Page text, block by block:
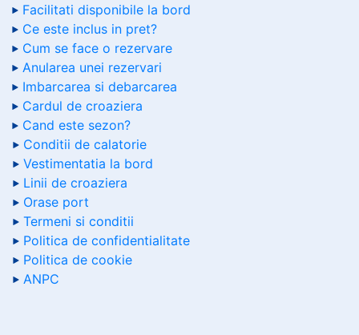
Facilitati disponibile la bord
Ce este inclus in pret?
Cum se face o rezervare
Anularea unei rezervari
Imbarcarea si debarcarea
Cardul de croaziera
Cand este sezon?
Conditii de calatorie
Vestimentatia la bord
Linii de croaziera
Orase port
Termeni si conditii
Politica de confidentialitate
Politica de cookie
ANPC